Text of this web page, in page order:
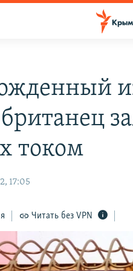
током
17:05
Читать без VPN